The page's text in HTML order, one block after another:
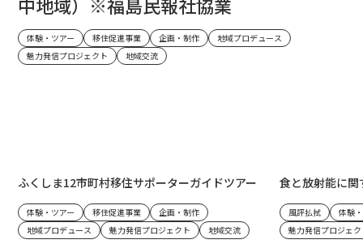
体験・ツアー 移住促進事業 企画・制作
地域プロデュース
魅力発信プロジェクト
地域交流
ふくしま12市町村移住サポーターガイドツアー
体験・ツアー 移住促進事業
企画・制作
地域プロデュース
魅力発信プロジェクト 地域交流
食と放射能に
風評払拭
体験
魅力発信プロジェ